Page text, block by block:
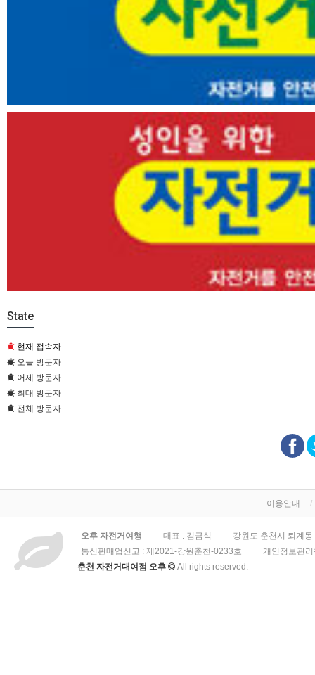
State
현재 접속자
오늘 방문자
어제 방문자
최대 방문자
전체 방문자
이용안내
오후 자전거여행 대표 : 김금식
강원도 춘천시 퇴계
통신판매업신고 : 제2021-강원춘천-0233호
개인정보관
춘천 자전거대여점 오후
All rights reserved.